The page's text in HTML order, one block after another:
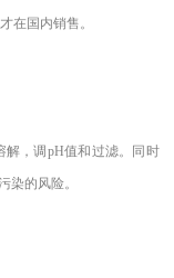
在国内销售。
解，调pH值和过滤。同时
染的风险。